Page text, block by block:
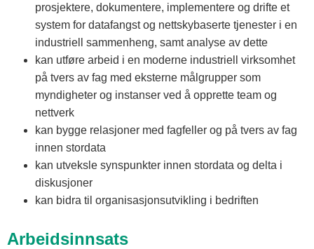
prosjektere, dokumentere, implementere og drifte et
system for datafangst og nettskybaserte tjenester i en
industriell sammenheng, samt analyse av dette
kan utføre arbeid i en moderne industriell virksomhet
på tvers av fag med eksterne målgrupper som
myndigheter og instanser ved å opprette team og
nettverk
kan bygge relasjoner med fagfeller og på tvers av fag
innen stordata
kan utveksle synspunkter innen stordata og delta i
diskusjoner
kan bidra til organisasjonsutvikling i bedriften
Arbeidsinnsats